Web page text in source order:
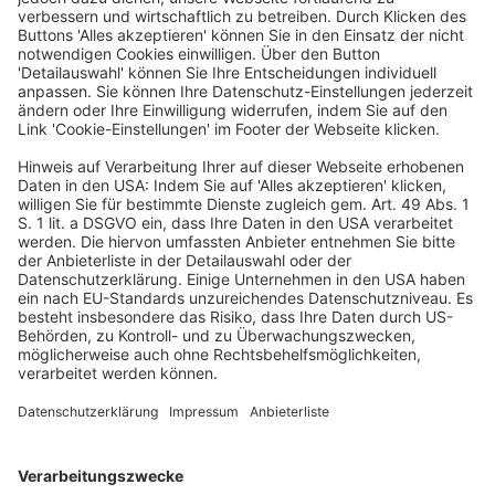
sondern noch in Papierform geführt, ist die Frage des
Dateiformats für die Eignung zur Bearbeitung durch das
Gericht jedenfalls dann keine zwingende
Wirksamkeitsvoraussetzung, wenn das Dokument
druckbar war und gemäß § 52b Abs. 2 Satz 1 der
Finanzgerichtsordnung zur Papierakte genommen
wurde (Anschluss an Beschluss des
Bundesarbeitsgerichts vom 29.06.2023 – 3 AZB 3/23,
BAGE 181, 301).
BFH, Urteil vom 7.5.2026 – VI R 20/24
(Amtlicher Leitsatz)
elektronische Übermittlung
Klageerhebung
Papierakte Word-Datei
Steuerrecht (StB)